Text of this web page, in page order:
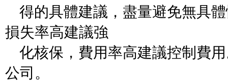
得的具體建議，盡量避免無具
損失率高建議強
化核保，費用率高建議控制費
公司。